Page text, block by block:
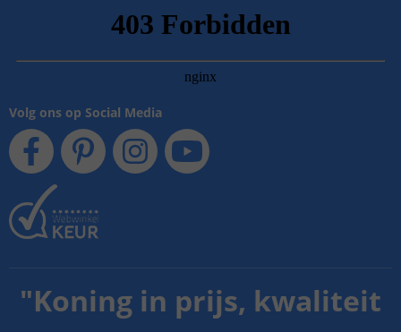
Volg ons op Social Media
"Koning in prijs, kwaliteit